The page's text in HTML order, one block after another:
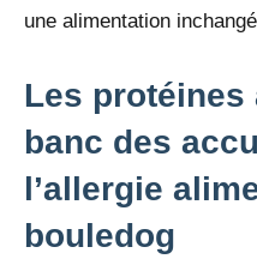
une alimentation
Les protéines
banc des
l’allergie
bouledog